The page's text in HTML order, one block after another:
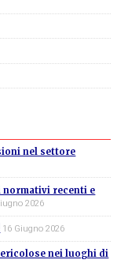
nel settore
normativi recenti e
2026
16 Giugno 2026
nei luoghi di